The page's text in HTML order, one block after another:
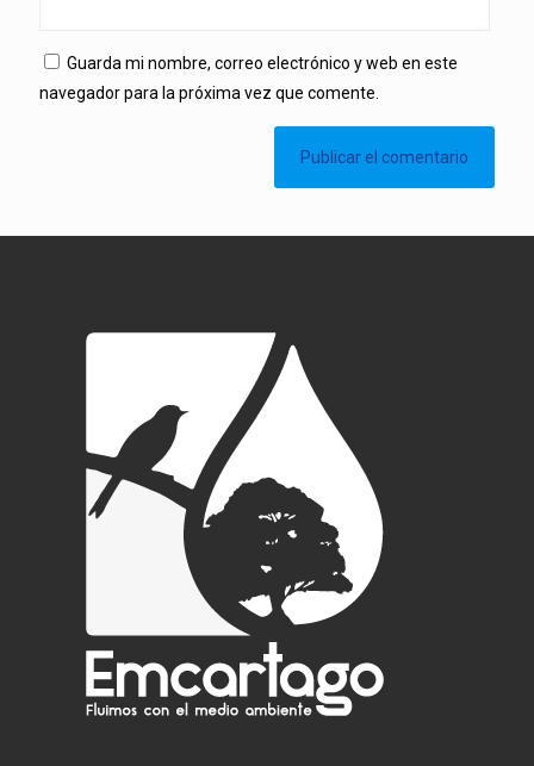
Guarda mi nombre, correo electrónico y web en este
navegador para la próxima vez que comente.